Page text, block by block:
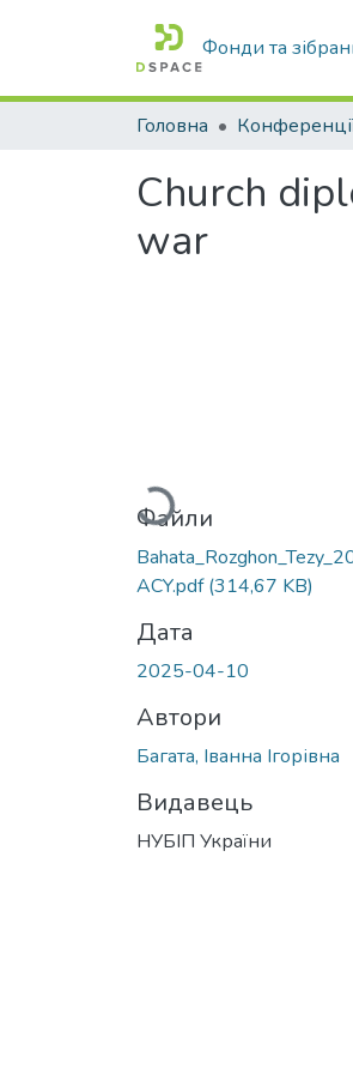
Фонди та
Головна
Church
war
Вантажиться...
Файли
ACY.pdf(314,67 KB)
Дата
2025-04-10
Автори
Багата, Іванна Ігорівна
Видавець
НУБІП України